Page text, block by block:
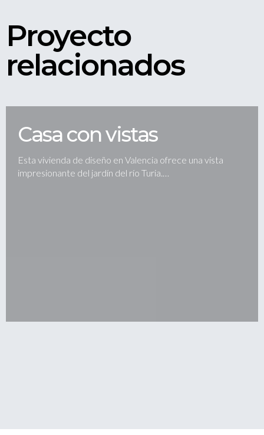
Proyecto
relacionados
Casa con vistas
Esta vivienda de diseño en Valencia ofrece una vista
impresionante del jardín del río Turia.…